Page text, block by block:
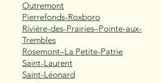
Outremont
Pierrefonds-Roxboro
Rivière-des-Prairies–Pointe-aux-
Trembles
Rosemont–La Petite-Patrie
Saint-Laurent
Saint-Léonard